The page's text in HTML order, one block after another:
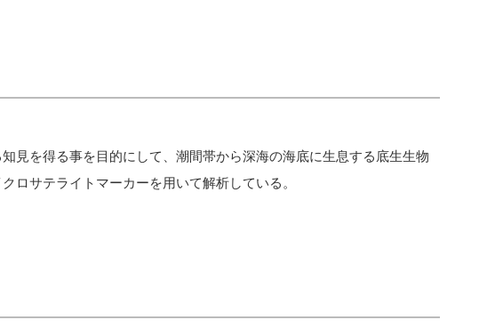
見を得る事を目的にして、潮間帯から深海の海底に生息する底生生物
ロサテライトマーカーを用いて解析している。